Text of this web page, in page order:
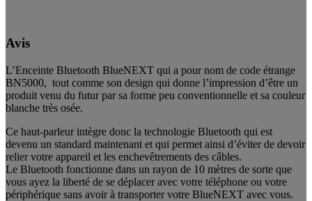
Avis
L’Enceinte Bluetooth BlueNEXT qui a pour nom de code étrange
BN5000, tout comme son design qui donne l’impression d’être un
produit venu du futur par sa forme peu conventionnelle et sa couleur
blanche très osée.
Ce haut-parleur intègre donc la technologie Bluetooth qui est
devenu un standard maintenant et qui permet ainsi d’éviter de devoir
relier votre appareil et les enchevêtrements des câbles.
Le Bluetooth fonctionne dans un rayon de 10 mètres de sorte que
vous ayez la liberté de se déplacer avec votre téléphone ou votre
périphérique sans avoir à transporter votre BlueNEXT avec vous.